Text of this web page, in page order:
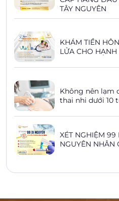
TÂY NGUYÊN
KHÁM TIỀN
LỬA CHO
Không nên lạm
thai nhi dưới 10
XÉT NGHIỆM 99
NGUYÊN NHÂN